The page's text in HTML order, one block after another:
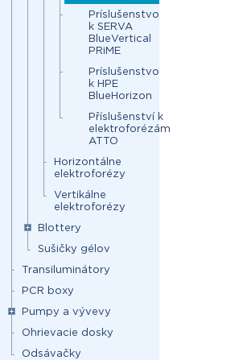
Príslušenstvo
k SERVA
BlueVertical
PRiME
Príslušenstvo
k HPE
BlueHorizon
Příslušenství k
elektroforézám
ATTO
Horizontálne
elektroforézy
Vertikálne
elektroforézy
Blottery
Sušičky gélov
Transiluminátory
PCR boxy
Pumpy a vývevy
Ohrievacie dosky
Odsávačky